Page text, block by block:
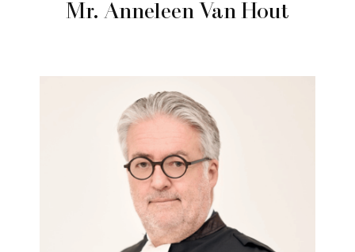
Mr. Anneleen Van Hout